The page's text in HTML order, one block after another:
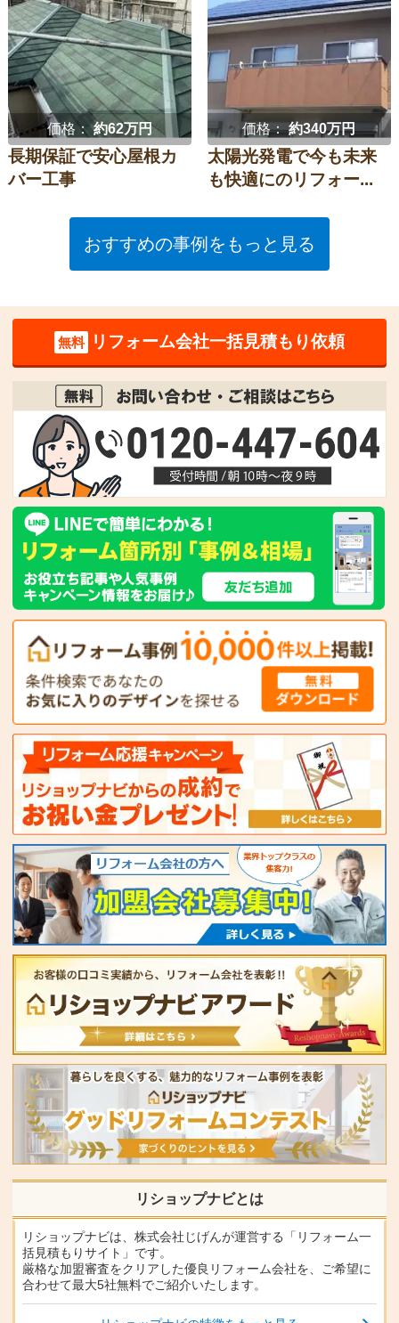
価格：約62万円
長期保証で安心屋根カ
バー工事
価格：約340万円
太陽光発電で今も未来
も快適にのリフォー...
おすすめの事例をもっと見る
無料 リフォーム会社一括見積もり依頼
リショップナビとは
リショップナビは、株式会社じげんが運営する「リフォーム一
括見積もりサイト」です。
厳格な加盟審査をクリアした優良リフォーム会社を、ご希望に
合わせて最大5社無料でご紹介いたします。